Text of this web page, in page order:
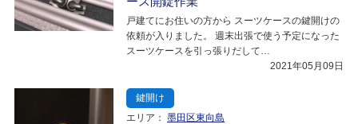
戸建てにお住いの方から スーツケースの鍵開けの
依頼が入りました。 週末出張で使う予定になった
スーツケースを引っ張りだして…
2021年05月09日
鍵開け
エリア： 墨田区東向島